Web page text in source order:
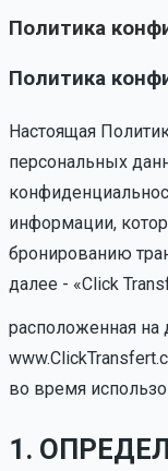
Политика
Политика
Настоящая
персональных
информации,
бронированию
далее - «Click
расположенная
во время
1.